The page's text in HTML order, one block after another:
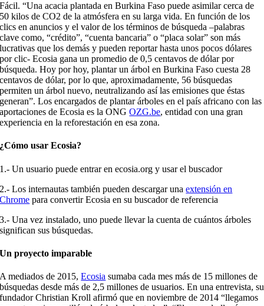
Fácil. “Una acacia plantada en Burkina Faso puede asimilar cerca de
50 kilos de CO2 de la atmósfera en su larga vida. En función de los
clics en anuncios y el valor de los términos de búsqueda –palabras
clave como, “crédito”, “cuenta bancaria” o “placa solar” son más
lucrativas que los demás y pueden reportar hasta unos pocos dólares
por clic- Ecosia gana un promedio de 0,5 centavos de dólar por
búsqueda. Hoy por hoy, plantar un árbol en Burkina Faso cuesta 28
centavos de dólar, por lo que, aproximadamente, 56 búsquedas
permiten un árbol nuevo, neutralizando así las emisiones que éstas
generan”. Los encargados de plantar árboles en el país africano con las
aportaciones de Ecosia es la ONGOZG.be, entidad con una gran
experiencia en la reforestación en esa zona.
¿Cómo usar Ecosia?
1.- Un usuario puede entrar en ecosia.org y usar el buscador
2.- Los internautas también pueden descargar unaextensión en
Chrome para convertir Ecosia en su buscador de referencia
3.- Una vez instalado, uno puede llevar la cuenta de cuántos árboles
significan sus búsquedas.
Un proyecto imparable
A mediados de 2015,Ecosia sumaba cada mes más de 15 millones de
búsquedas desde más de 2,5 millones de usuarios. En una entrevista, su
fundador Christian Kroll afirmó que en noviembre de 2014 “llegamos